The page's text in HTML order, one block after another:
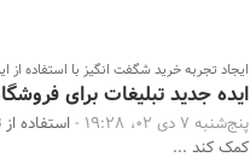
ایجاد تجربه خرید شگفت ‌انگیز با استفاده از
ایده جدید تبلیغات برای
پنج‌شنبه 7 دی 02، 19:28 -
استفاده
کمک کند ...